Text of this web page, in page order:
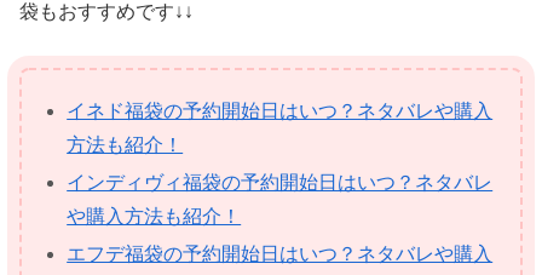
袋もおすすめです↓↓
イネド福袋の予約開始日はいつ？ネタバレや購入
方法も紹介！
インディヴィ福袋の予約開始日はいつ？ネタバレ
や購入方法も紹介！
エフデ福袋の予約開始日はいつ？ネタバレや購入